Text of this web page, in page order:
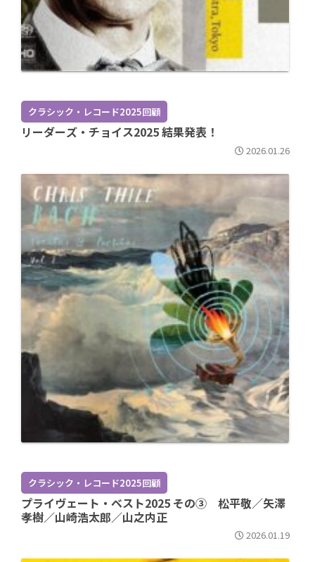
クラシック・レコード2025回顧
リーダーズ・チョイス2025 結果発表！
2026.01.26
クラシック・レコード2025回顧
プライヴェート・ベスト2025 その③ 松平敬／矢澤
孝樹／山崎浩太郎／山之内正
2026.01.19